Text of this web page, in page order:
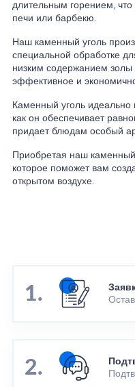
длительным горением,
печи или барбекю.
Наш каменный уголь
специальной обработке
низким содержанием золы
эффективное и
Каменный уголь идеально
как он обеспечивает
придает блюдам особый
Приобретая наш
которое поможет вам
открытом воздухе.